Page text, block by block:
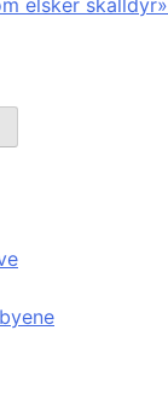
elsker skalldyr»